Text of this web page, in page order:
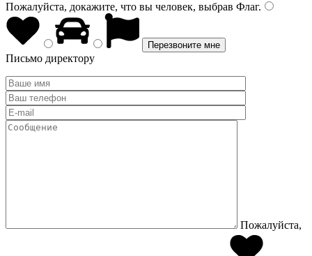
Пожалуйста, докажите, что вы человек, выбрав Флаг.
Письмо директору
Пожалуйста,